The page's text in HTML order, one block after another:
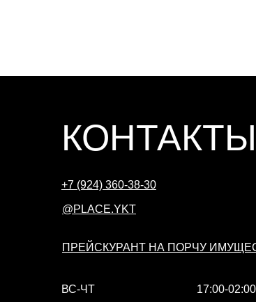
КОНТАКТЫ
+7 (924) 360-38-30
ВС-ЧТ 17:00-02:00
@PLACE.YKT
ПРЕЙСКУРАНТ НА ПОРЧУ